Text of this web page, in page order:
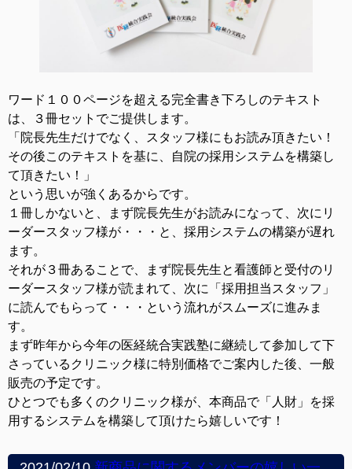
ワード１００ページを超える完全書き下ろしのテキスト
は、３冊セットでご提供します。
「院長先生だけでなく、スタッフ様にもお読み頂きたい！
その後このテキストを基に、自院の採用システムを構築し
て頂きたい！」
という思いが強くあるからです。
１冊しかないと、まず院長先生がお読みになって、次にリ
ーダースタッフ様が・・・と、採用システムの構築が遅れ
ます。
それが３冊あることで、まず院長先生と看護師と受付のリ
ーダースタッフ様が読まれて、次に「採用担当スタッフ」
に読んでもらって・・・という流れがスムーズに進みま
す。
まず昨年から今年の医経統合実践塾に継続して参加して下
さっているクリニック様に特別価格でご案内した後、一般
販売の予定です。
ひとつでも多くのクリニック様が、本商品で「人財」を採
用するシステムを構築して頂けたら嬉しいです！